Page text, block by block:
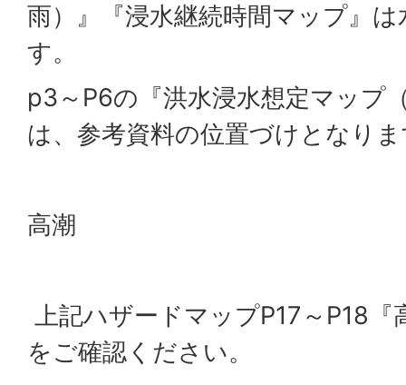
雨）』『浸水継続時間マップ』
す。
p3～P6の『洪水浸水想定マップ
は、参考資料の位置づけとなり
高潮
上記ハザードマップP17～P18『
をご確認ください。